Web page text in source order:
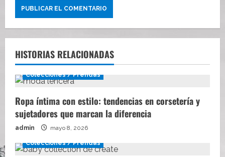
HISTORIAS RELACIONADAS
Colecciones / Prendas
Ropa íntima con estilo: tendencias en corsetería y
sujetadores que marcan la diferencia
admin mayo 8, 2026
Colecciones / Prendas